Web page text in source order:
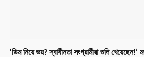
‘ডিম নিয়ে ভয়? স্বাধীনতা সংগ্রামীরা গুলি